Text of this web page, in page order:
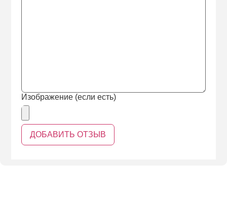
Изображение (если есть)